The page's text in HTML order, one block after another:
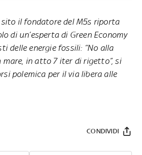
il fondatore del M5s riporta
di un’esperta di Green Economy
delle energie fossili: “No alla
in atto 7 iter di rigetto”, si
polemica per il via libera alle
CONDIVIDI